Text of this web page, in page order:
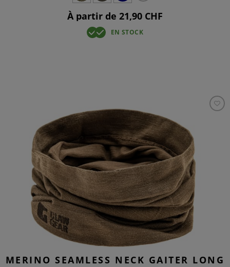
À partir de 21,90 CHF
EN STOCK
MERINO SEAMLESS NECK GAITER LONG